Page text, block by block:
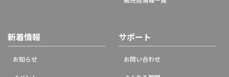
新着情報
お知らせ
サポート
お問い合わせ